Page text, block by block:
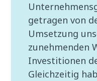
getragen von
Umsetzung
zunehmenden
Investitionen
Gleichzeitig